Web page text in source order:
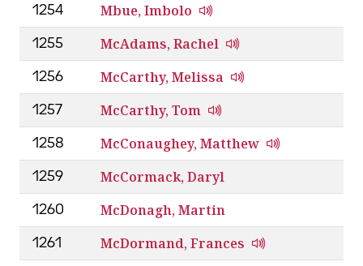
1254 Mbue, Imbolo
1255 McAdams, Rachel
1256 McCarthy, Melissa
1257 McCarthy, Tom
1258 McConaughey, Matthew
1259 McCormack, Daryl
1260 McDonagh, Martin
1261 McDormand, Frances